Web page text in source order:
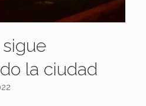
la ciudad